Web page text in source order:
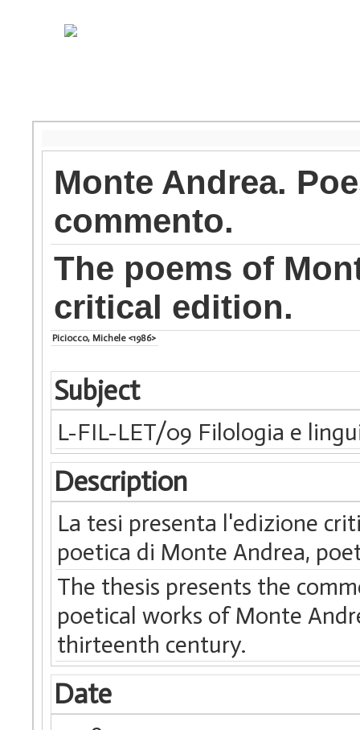
Monte Andrea.
commento.
The poems of
critical edition.
Piciocco, Michele <1986>
Subject
L-FIL-LET/09 Filologia e
Description
La tesi presenta l'edizione
poetica di Monte Andrea,
The thesis presents the
poetical works of Monte
thirteenth century.
Date